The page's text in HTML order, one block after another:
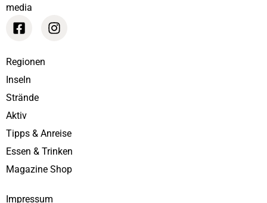
media
Regionen
Inseln
Strände
Aktiv
Tipps & Anreise
Essen & Trinken
Magazine Shop
Impressum